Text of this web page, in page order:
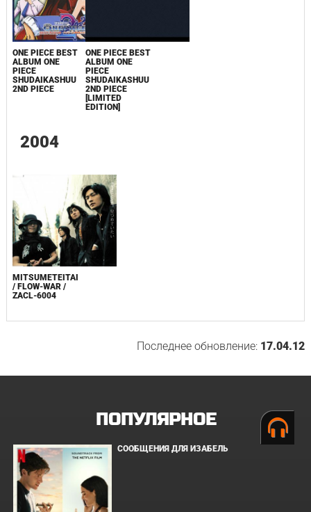
ONE PIECE BEST
ALBUM ONE
PIECE
SHUDAIKASHUU
2ND PIECE
ONE PIECE BEST
ALBUM ONE
PIECE
SHUDAIKASHUU
2ND PIECE
[LIMITED
EDITION]
2004
MITSUMETEITAI
/ FLOW-WAR /
ZACL-6004
Последнее обновление: 17.04.12
ПОПУЛЯРНОЕ
СООБЩЕНИЯ ДЛЯ ИЗАБЕЛЬ